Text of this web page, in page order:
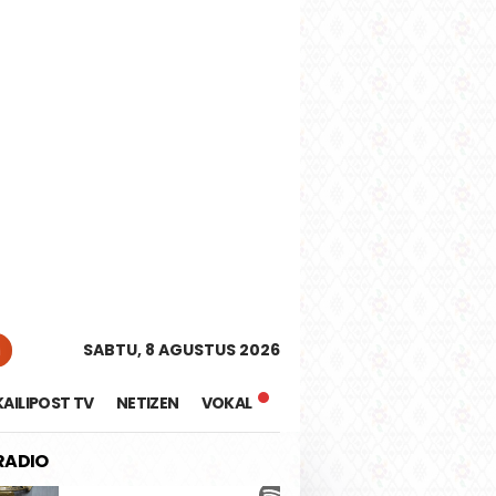
SABTU, 8 AGUSTUS 2026
TV NETIZEN VOKAL